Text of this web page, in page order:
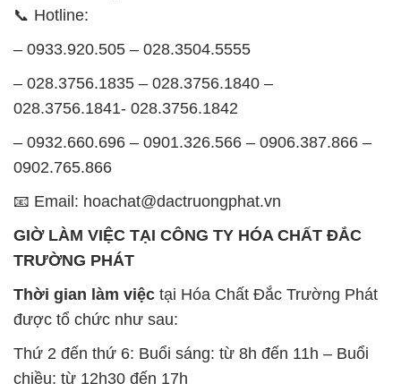
📞 Hotline:
– 0933.920.505 – 028.3504.5555
– 028.3756.1835 – 028.3756.1840 –
028.3756.1841- 028.3756.1842
– 0932.660.696 – 0901.326.566 – 0906.387.866 –
0902.765.866
📧 Email: hoachat@dactruongphat.vn
GIỜ LÀM VIỆC TẠI CÔNG TY HÓA CHẤT ĐẮC
TRƯỜNG PHÁT
Thời gian làm việc tại Hóa Chất Đắc Trường Phát
được tổ chức như sau:
Thứ 2 đến thứ 6: Buổi sáng: từ 8h đến 11h – Buổi
chiều: từ 12h30 đến 17h